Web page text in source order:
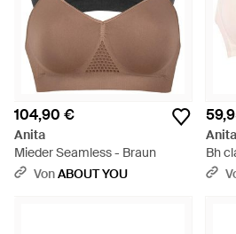
104,90 €
Anita
Mieder Seamless - Braun
VonABOUT YOU
Anita
Bh